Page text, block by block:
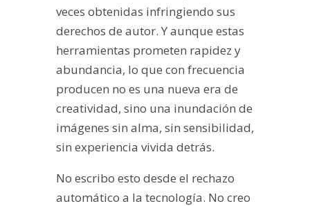
veces obtenidas infringiendo sus
derechos de autor. Y aunque estas
herramientas prometen rapidez y
abundancia, lo que con frecuencia
producen no es una nueva era de
creatividad, sino una inundación de
imágenes sin alma, sin sensibilidad,
sin experiencia vivida detrás.
No escribo esto desde el rechazo
automático a la tecnología. No creo